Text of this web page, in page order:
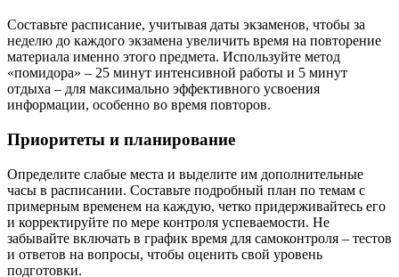
Составьте расписание, учитывая даты экзаменов, чтобы за
неделю до каждого экзамена увеличить время на повторение
материала именно этого предмета. Используйте метод
«помидора» – 25 минут интенсивной работы и 5 минут
отдыха – для максимально эффективного усвоения
информации, особенно во время повторов.
Приоритеты и планирование
Определите слабые места и выделите им дополнительные
часы в расписании. Составьте подробный план по темам с
примерным временем на каждую, четко придерживайтесь его
и корректируйте по мере контроля успеваемости. Не
забывайте включать в график время для самоконтроля – тестов
и ответов на вопросы, чтобы оценить свой уровень
подготовки.